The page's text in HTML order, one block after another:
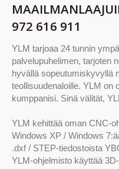
972 616 911
YLM tarjoaa 24 tunnin
palvelupuhelimen, tarjoten
hyvällä sopeutumiskyvyllä
teollisuudenaloille. YLM on
kumppanisi. Sinä välität,
YLM kehittää oman CNC-
Windows XP / Windows
.dxf / STEP-tiedostoista
YLM-ohjelmisto käyttää